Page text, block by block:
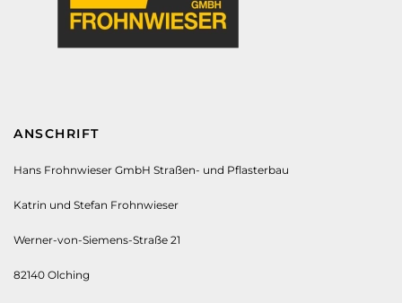
ANSCHRIFT
Hans Frohnwieser GmbH Straßen- und Pflasterbau
Katrin und Stefan Frohnwieser
Werner-von-Siemens-Straße 21
82140 Olching